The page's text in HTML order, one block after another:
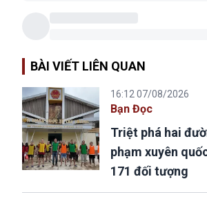
BÀI VIẾT LIÊN QUAN
16:12 07/08/2026
Bạn Đọc
Triệt phá hai
phạm xuyên
171 đối tượng